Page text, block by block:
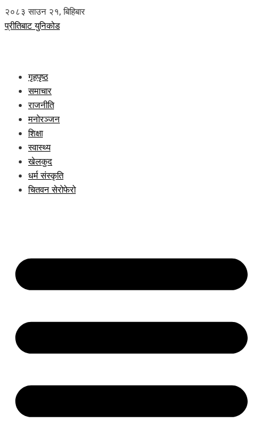
२०८३ साउन २१, बिहिबार
प्रीतिबाट युनिकोड
गृहपृष्ठ
समाचार
राजनीति
मनोरञ्जन
शिक्षा
स्वास्थ्य
खेलकुद
धर्म संस्कृति
चितवन सेरोफेरो